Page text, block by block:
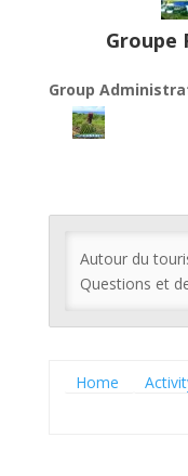
Groupe
GROUP
Group
Autour du
Questions et
Home